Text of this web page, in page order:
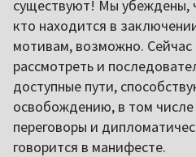
существуют! Мы убеждены,
кто находится в
мотивам, возможно. Сейчас
рассмотреть и
доступные пути,
освобождению, в том числе
переговоры и
говорится в манифесте.